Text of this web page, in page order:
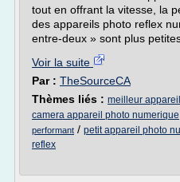
tout en offrant la vitesse, la
des appareils photo reflex
entre-deux » sont plus
Voir la suite
Par : TheSourceCA
Thèmes liés : meilleur
camera appareil photo numerique
performant / petit appareil photo
reflex